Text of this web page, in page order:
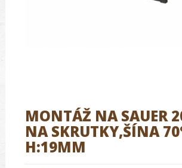
MONTÁŽ NA SAUER
NA SKRUTKY,ŠÍNA
H:19MM